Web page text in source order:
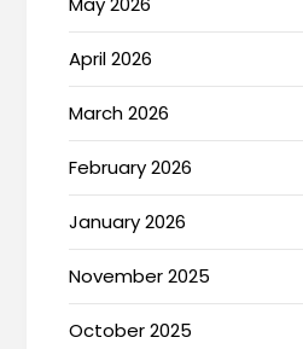
April 2026
March 2026
February 2026
January 2026
November 2025
October 2025